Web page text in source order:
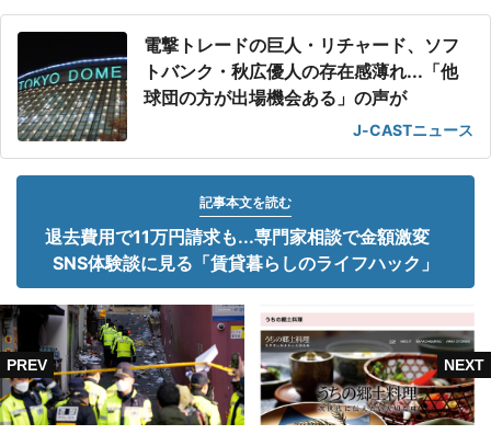
電撃トレードの巨人・リチャード、ソフ
トバンク・秋広優人の存在感薄れ...「他
球団の方が出場機会ある」の声が
J-CASTニュース
記事本文を読む
退去費用で11万円請求も...専門家相談で金額激変
SNS体験談に見る「賃貸暮らしのライフハック」